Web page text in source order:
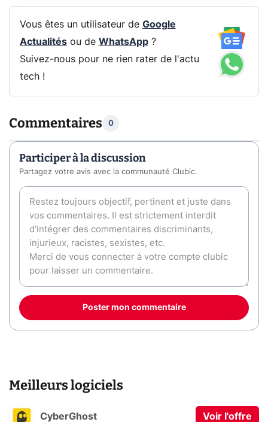
Vous êtes un utilisateur de Google
Actualitésou de WhatsApp?
Suivez-nous pour ne rien rater de l'actu
tech !
Commentaires 0
Participer à la discussion
Partagez votre avis avec la communauté Clubic.
Poster mon commentaire
Meilleurs logiciels
CyberGhost Voir l'offre